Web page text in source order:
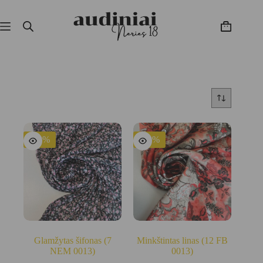
content
Krepšelis
-43%
Glamžytas šifonas (7
NEM 0013)
-33%
Minkštintas linas (12 FB
0013)